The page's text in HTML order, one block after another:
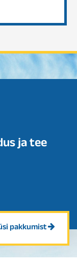
ja tee
pakkumist